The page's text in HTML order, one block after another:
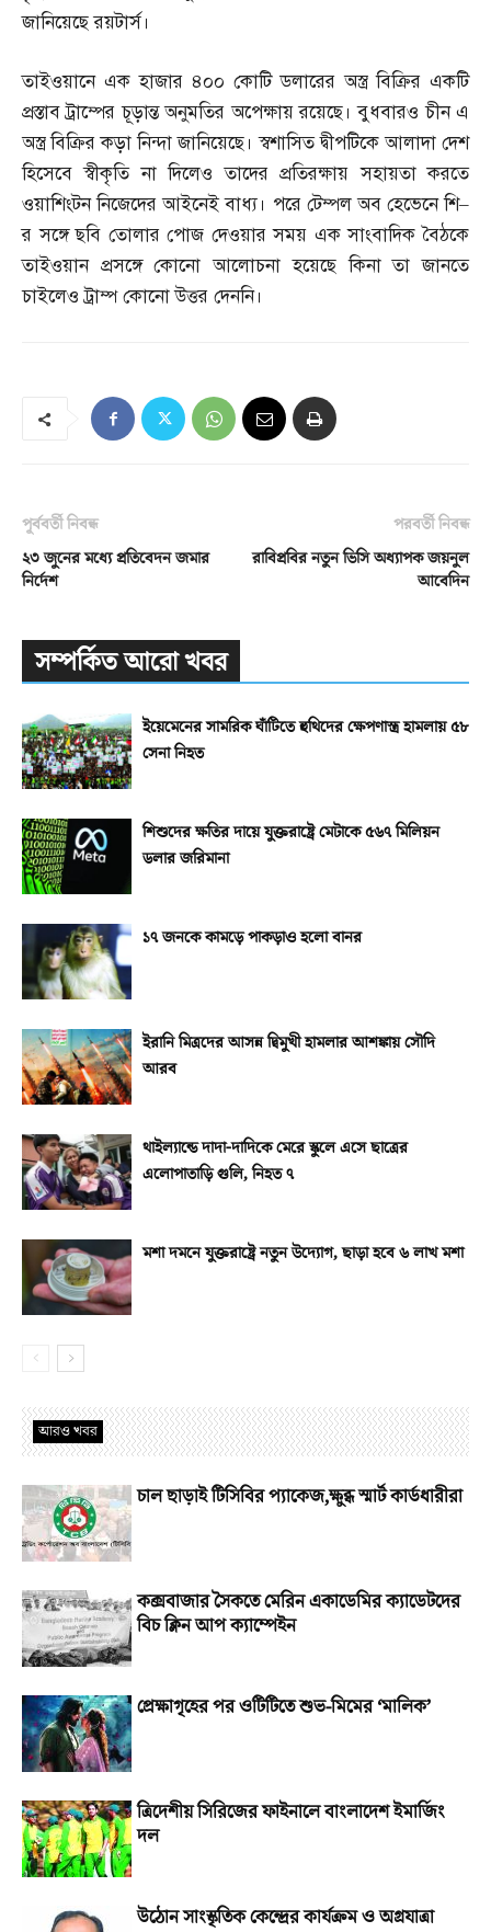
জানিয়েছে রয়টার্স।
তাইওয়ানে এক হাজার ৪০০ কোটি ডলারের অস্ত্র বিক্রির একটি
প্রস্তাব ট্রাম্পের চূড়ান্ত অনুমতির অপেক্ষায় রয়েছে। বুধবারও চীন এ
অস্ত্র বিক্রির কড়া নিন্দা জানিয়েছে। স্বশাসিত দ্বীপটিকে আলাদা দেশ
হিসেবে স্বীকৃতি না দিলেও তাদের প্রতিরক্ষায় সহায়তা করতে
ওয়াশিংটন নিজেদের আইনেই বাধ্য। পরে টেম্পল অব হেভেনে শি–
র সঙ্গে ছবি তোলার পোজ দেওয়ার সময় এক সাংবাদিক বৈঠকে
তাইওয়ান প্রসঙ্গে কোনো আলোচনা হয়েছে কিনা তা জানতে
চাইলেও ট্রাম্প কোনো উত্তর দেননি।
পূর্ববর্তী নিবন্ধ
২৩ জুনের মধ্যে প্রতিবেদন জমার
নির্দেশ
পরবর্তী নিবন্ধ
রাবিপ্রবির নতুন ভিসি অধ্যাপক জয়নুল
আবেদিন
সম্পর্কিত আরো খবর
ইয়েমেনের সামরিক ঘাঁটিতে হুথিদের ক্ষেপণাস্ত্র হামলায় ৫৮
সেনা নিহত
শিশুদের ক্ষতির দায়ে যুক্তরাষ্ট্রে মেটাকে ৫৬৭ মিলিয়ন
ডলার জরিমানা
১৭ জনকে কামড়ে পাকড়াও হলো বানর
ইরানি মিত্রদের আসন্ন দ্বিমুখী হামলার আশঙ্কায় সৌদি
আরব
থাইল্যান্ডে দাদা-দাদিকে মেরে স্কুলে এসে ছাত্রের
এলোপাতাড়ি গুলি, নিহত ৭
মশা দমনে যুক্তরাষ্ট্রে নতুন উদ্যোগ, ছাড়া হবে ৬ লাখ মশা
আরও খবর
চাল ছাড়াই টিসিবির প্যাকেজ,ক্ষুব্ধ স্মার্ট কার্ডধারীরা
কক্সবাজার সৈকতে মেরিন একাডেমির ক্যাডেটদের
বিচ ক্লিন আপ ক্যাম্পেইন
প্রেক্ষাগৃহের পর ওটিটিতে শুভ-মিমের ‘মালিক’
ত্রিদেশীয় সিরিজের ফাইনালে বাংলাদেশ ইমার্জিং
দল
উঠোন সাংস্কৃতিক কেন্দ্রের কার্যক্রম ও অগ্রযাত্রা